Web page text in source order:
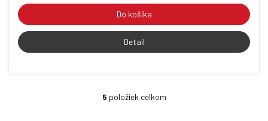
Do košíka
Detail
O
5 položiek celkom